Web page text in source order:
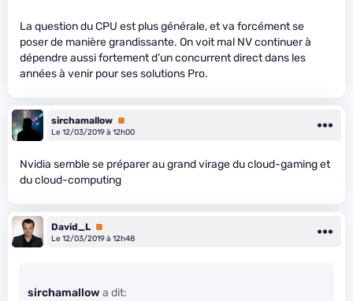
La question du CPU est plus générale, et va forcément se
poser de manière grandissante. On voit mal NV continuer à
dépendre aussi fortement d’un concurrent direct dans les
années à venir pour ses solutions Pro.
sirchamallow Premium
Le 12/03/2019 à 12h00
Nvidia semble se préparer au grand virage du cloud-gaming et
du cloud-computing
David_L Premium
Le 12/03/2019 à 12h48
sirchamallow a dit: